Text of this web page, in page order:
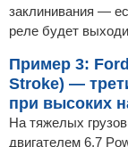
заклинивания —
реле будет
Пример 3:
Stroke) —
при высоких
На тяжелых
двигателем 6.7